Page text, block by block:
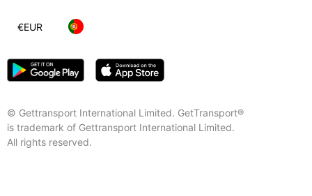
© Gettransport International Limited. GetTransport®
is trademark of Gettransport International Limited.
All rights reserved.
€EUR